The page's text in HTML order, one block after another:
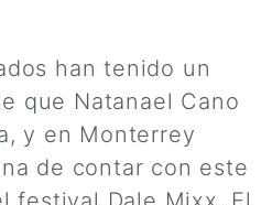
han tenido un
que Natanael Cano
y en Monterrey
de contar con este